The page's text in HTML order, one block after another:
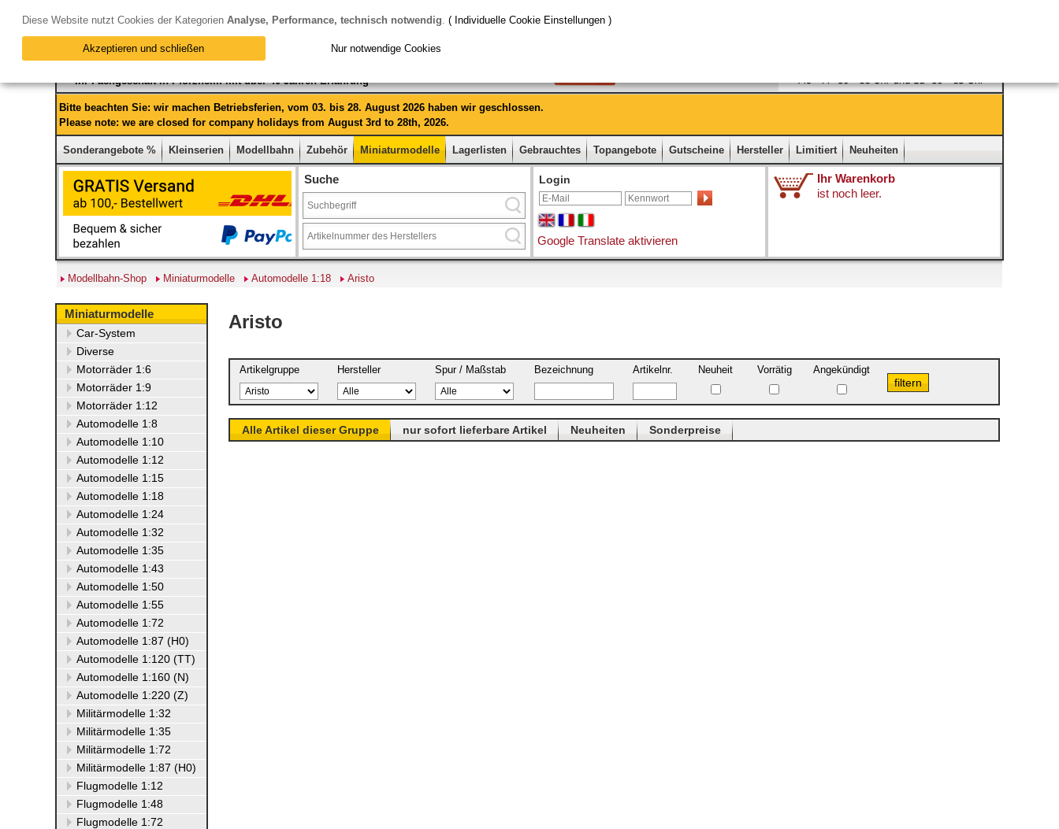
Ihr Fachgeschäft in Pforzheim mit über 40 Jahren Erfahrung
Bitte beachten Sie: wir machen Betriebsferien, vom 03. bis 28. August 2026 haben wir geschlossen.
Please note: we are closed for company holidays from August 3rd to 28th, 2026.
Sonderangebote % Kleinserien Modellbahn Zubehör Miniaturmodelle Lagerlisten Gebrauchtes Topangebote Gutscheine Hersteller Limitiert Neuheiten
Suche Login
Google Translate aktivieren
Ihr Warenkorb
ist noch leer.
Modellbahn-Shop Miniaturmodelle Automodelle 1:18 Aristo
Miniaturmodelle
Car-System
Diverse
Motorräder 1:6
Motorräder 1:9
Motorräder 1:12
Automodelle 1:8
Automodelle 1:10
Automodelle 1:12
Automodelle 1:15
Automodelle 1:18
Automodelle 1:24
Automodelle 1:32
Automodelle 1:35
Automodelle 1:43
Automodelle 1:50
Automodelle 1:55
Automodelle 1:72
Automodelle 1:87 (H0)
Automodelle 1:120 (TT)
Automodelle 1:160 (N)
Automodelle 1:220 (Z)
Militärmodelle 1:32
Militärmodelle 1:35
Militärmodelle 1:72
Militärmodelle 1:87 (H0)
Flugmodelle 1:12
Flugmodelle 1:48
Flugmodelle 1:72
Aristo
Artikelgruppe Hersteller Spur / Maßstab Bezeichnung Artikelnr. Neuheit Vorrätig Angekündigt
Alle Artikel dieser Gruppe nur sofort lieferbare Artikel Neuheiten Sonderpreise
Diese Website nutzt Cookies der Kategorien Analyse, Performance, technisch notwendig. ( Individuelle Cookie Einstellungen )
Akzeptieren und schließen Nur notwendige Cookies